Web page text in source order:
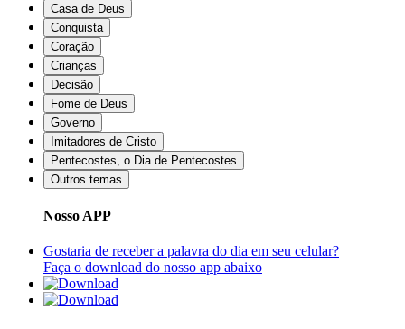
Casa de Deus
Conquista
Coração
Crianças
Decisão
Fome de Deus
Governo
Imitadores de Cristo
Pentecostes, o Dia de Pentecostes
Outros temas
Nosso APP
Gostaria de receber a palavra do dia em seu celular?
Faça o download do nosso app abaixo